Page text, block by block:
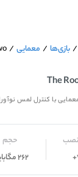
/بازی‌ها / معمایی /
The
با کنترل لمس
نصب حجم
262 مگابایت